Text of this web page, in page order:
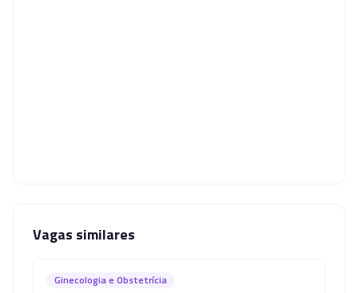
Vagas similares
Ginecologia e Obstetrícia